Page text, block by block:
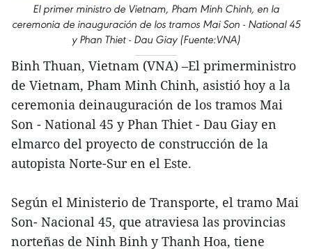
El primer ministro de Vietnam, Pham Minh Chinh, en la
ceremonia de inauguración de los tramos Mai Son - National 45
y Phan Thiet - Dau Giay (Fuente:VNA)
Binh Thuan, Vietnam (VNA) –El primerministro
de Vietnam, Pham Minh Chinh, asistió hoy a la
ceremonia deinauguración de los tramos Mai
Son - National 45 y Phan Thiet - Dau Giay en
elmarco del proyecto de construcción de la
autopista Norte-Sur en el Este.
Según el Ministerio de Transporte, el tramo Mai
Son- Nacional 45, que atraviesa las provincias
norteñas de Ninh Binh y Thanh Hoa, tiene